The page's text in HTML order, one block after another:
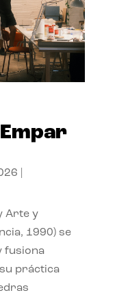
Arte y
1990) se
fusiona
práctica